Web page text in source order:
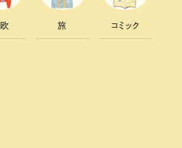
欧 旅 コ ミ ック